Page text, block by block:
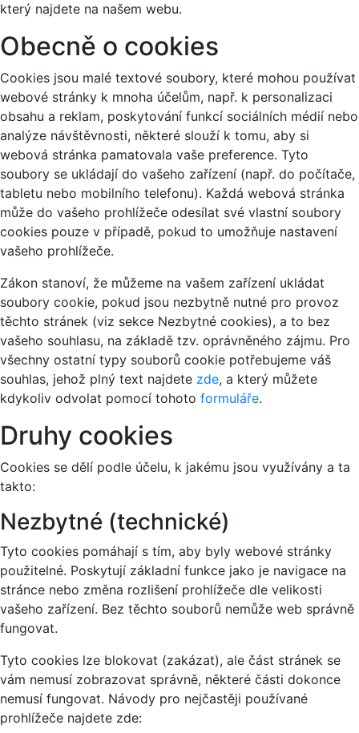
který najdete na našem webu.
Obecně o cookies
Cookies jsou malé textové soubory, které mohou používat
webové stránky k mnoha účelům, např. k personalizaci
obsahu a reklam, poskytování funkcí sociálních médií nebo
analýze návštěvnosti, některé slouží k tomu, aby si
webová stránka pamatovala vaše preference. Tyto
soubory se ukládají do vašeho zařízení (např. do počítače,
tabletu nebo mobilního telefonu). Každá webová stránka
může do vašeho prohlížeče odesílat své vlastní soubory
cookies pouze v případě, pokud to umožňuje nastavení
vašeho prohlížeče.
Zákon stanoví, že můžeme na vašem zařízení ukládat
soubory cookie, pokud jsou nezbytně nutné pro provoz
těchto stránek (viz sekce Nezbytné cookies), a to bez
vašeho souhlasu, na základě tzv. oprávněného zájmu. Pro
všechny ostatní typy souborů cookie potřebujeme váš
souhlas, jehož plný text najdete zde, a který můžete
kdykoliv odvolat pomocí tohoto formuláře.
Druhy cookies
Cookies se dělí podle účelu, k jakému jsou využívány a ta
takto:
Nezbytné (technické)
Tyto cookies pomáhají s tím, aby byly webové stránky
použitelné. Poskytují základní funkce jako je navigace na
stránce nebo změna rozlišení prohlížeče dle velikosti
vašeho zařízení. Bez těchto souborů nemůže web správně
fungovat.
Tyto cookies lze blokovat (zakázat), ale část stránek se
vám nemusí zobrazovat správně, některé části dokonce
nemusí fungovat. Návody pro nejčastěji používané
prohlížeče najdete zde: